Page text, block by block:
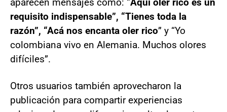
requisito indispensable”, “Tienes toda la
razón”, “Acá nos encanta oler rico” y “Yo
colombiana vivo en Alemania. Muchos olores
difíciles”.
Otros usuarios también aprovecharon la
publicación para compartir experiencias